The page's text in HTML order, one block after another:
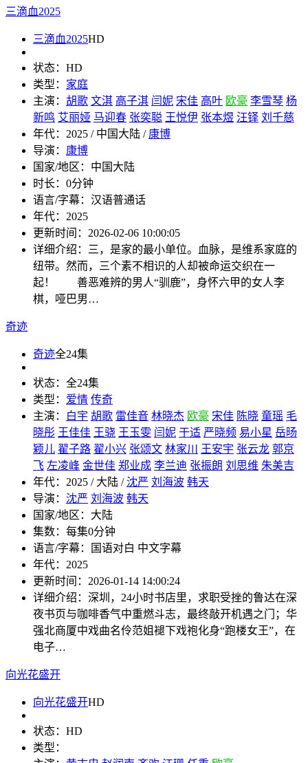
三滴血2025
三滴血2025HD
状态： HD
类型： 家庭
主演： 胡歌 文淇 高子淇 闫妮 宋佳 高叶 欧豪 李雪琴 杨
新鸣 艾丽娅 马迎春 张奕聪 王悦伊 张本煜 汪铎 刘千慈
年代： 2025 / 中国大陆 / 康博
导演： 康博
国家/地区： 中国大陆
时长： 0分钟
语言/字幕： 汉语普通话
年代： 2025
更新时间： 2026-02-06 10:00:05
详细介绍： 三，是家的最小单位。血脉，是维系家庭的
纽带。然而，三个素不相识的人却被命运交织在一
起！ 善恶难辨的男人“驯鹿”，身怀六甲的女人李
棋，哑巴男…
奇迹
奇迹全24集
状态： 全24集
类型： 爱情 传奇
主演：
白宇 胡歌 雷佳音 林晓杰 欧豪 宋佳 陈晓 童瑶 毛
晓彤 王佳佳 王骁 王玉雯 闫妮 于适 严晓频 易小星 岳旸
颖儿 翟子路 翟小兴 张颂文 林家川 王安宇 张云龙 郭京
飞 左凌峰 金世佳 郑业成 李兰迪 张振朗 刘思维 朱美吉
年代： 2025 / 大陆 / 沈严 刘海波 韩天
导演： 沈严 刘海波 韩天
国家/地区： 大陆
集数： 每集0分钟
语言/字幕：
国语对白 中文字幕
年代： 2025
更新时间： 2026-01-14 14:00:24
详细介绍： 深圳，24小时书店里，求职受挫的鲁达在深
夜书页与咖啡香气中重燃斗志，最终敲开机遇之门；华
强北商厦中戏曲名伶范姐褪下戏袍化身“跑楼女王”，在
电子…
向光花盛开
向光花盛开HD
状态： HD
类型：